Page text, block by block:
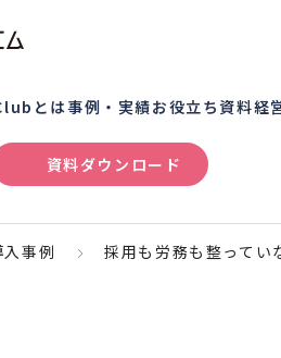
とは事例・実績お役立ち資料経
資料ダウンロード
事例 採用も労務も整ってい